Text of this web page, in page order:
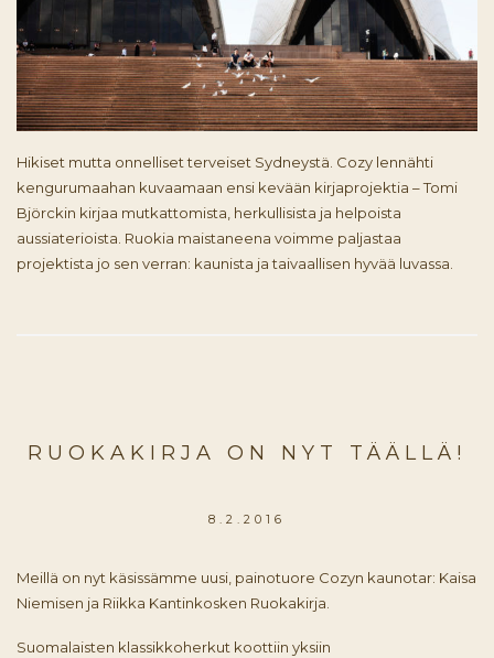
Hikiset mutta onnelliset terveiset Sydneystä. Cozy lennähti
kengurumaahan kuvaamaan ensi kevään kirjaprojektia – Tomi
Björckin kirjaa mutkattomista, herkullisista ja helpoista
aussiaterioista. Ruokia maistaneena voimme paljastaa
projektista jo sen verran: kaunista ja taivaallisen hyvää luvassa.
RUOKAKIRJA ON NYT TÄÄLLÄ!
8.2.2016
Meillä on nyt käsissämme uusi, painotuore Cozyn kaunotar: Kaisa
Niemisen ja Riikka Kantinkosken Ruokakirja.
Suomalaisten klassikkoherkut koottiin yksiin